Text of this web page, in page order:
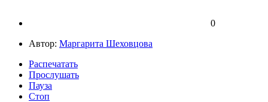
0
Автор: Маргарита Шеховцова
Распечатать
Прослушать
Пауза
Стоп